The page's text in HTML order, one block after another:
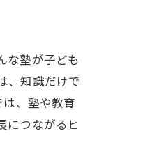
な塾が子ども
、知識だけで
、塾や教育
につながるヒ